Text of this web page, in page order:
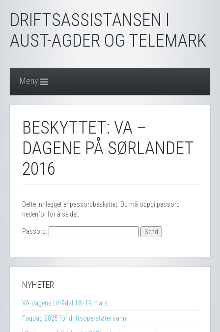
DRIFTSASSISTANSEN I
AUST-AGDER OG TELEMARK
Meny
BESKYTTET: VA –
DAGENE PÅ SØRLANDET
2016
Dette innlegget er passordbeskyttet. Du må oppgi passord
nedenfor for å se det.
Passord:
NYHETER
VA-dagene i Vrådal 18.-19.mars
Fagdag 2025 for driftsoperatører vann